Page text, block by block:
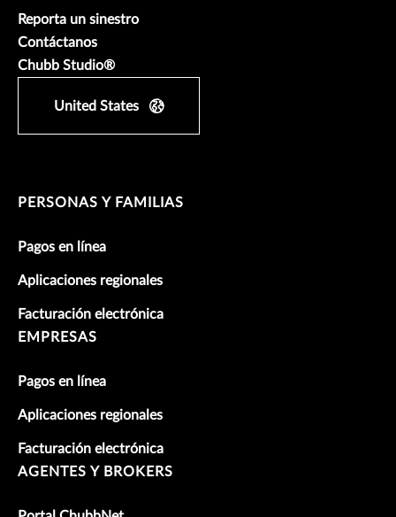
Reporta un sinestro
Contáctanos
Chubb Studio®
United States
PERSONAS Y FAMILIAS
Pagos en línea
Aplicaciones regionales
Facturación electrónica
EMPRESAS
Pagos en línea
Aplicaciones regionales
Facturación electrónica
AGENTES Y BROKERS